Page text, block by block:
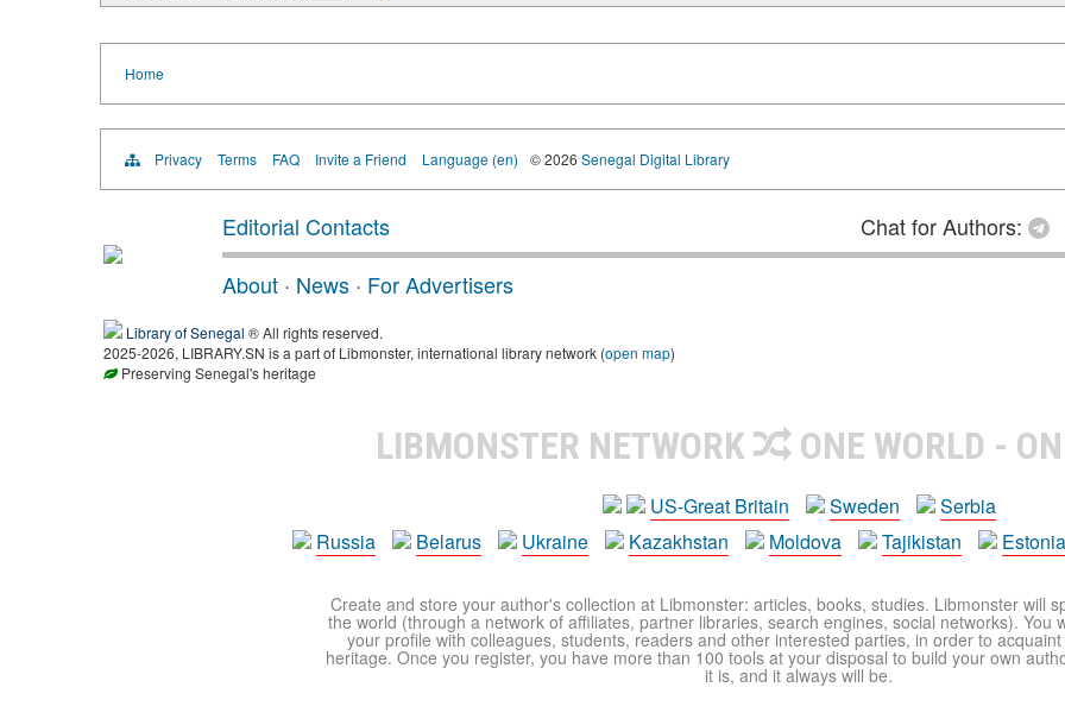
Home
Privacy Terms FAQ Invite a Friend Language (en) © 2026 Senegal Digital Library
Editorial Contacts Chat for Authors:
About · News · For Advertisers
Library of Senegal ® All rights reserved.
2025-2026, LIBRARY.SN is a part of Libmonster, international library network (open map)
Preserving Senegal's heritage
LIBMONSTER NETWORK ONE WORLD -
US-Great Britain Sweden
Serbia
Russia
Belarus Ukraine Kazakhstan Moldova Tajikistan Estonia
Create and store your author's collection at Libmonster: articles, books, studies. Libmonster will
the world (through a network of affiliates, partner libraries, search engines, social networks). You
your profile with colleagues, students, readers and other interested parties, in order to
heritage. Once you register, you have more than 100 tools at your disposal to build your own
it is, and it always will be.